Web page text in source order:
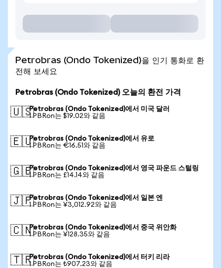
Petrobras (Ondo Tokenized)을 인기 통화로 환
전해 보세요
Petrobras (Ondo Tokenized) 오늘의 환전 가격
🇺🇸Petrobras (Ondo Tokenized)에서 미국 달러
1 PBRon는 $19.02와 같음
🇪🇺Petrobras (Ondo Tokenized)에서 유로
1 PBRon는 €16.51와 같음
🇬🇧Petrobras (Ondo Tokenized)에서 영국 파운드 스털링
1 PBRon는 £14.14와 같음
🇯🇵Petrobras (Ondo Tokenized)에서 일본 엔
1 PBRon는 ¥3,012.92와 같음
🇨🇳Petrobras (Ondo Tokenized)에서 중국 위안화
1 PBRon는 ¥128.35와 같음
🇹🇷Petrobras (Ondo Tokenized)에서 터키 리라
1 PBRon는 ₺907.23와 같음